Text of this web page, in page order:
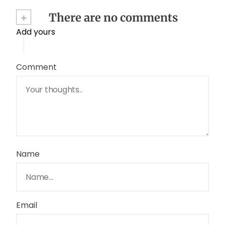
+ There are no comments
Add yours
Comment
Name
Email